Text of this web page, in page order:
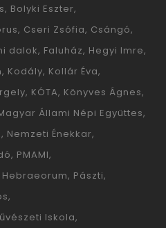
Bolyki Eszter
Cseri Zsófia Csángó
dalok Faluház Hegyi Imre
Kodály Kollár Éva
KÓTA Könyves Ágnes
Állami Népi Együttes
Nemzeti Énekkar
PMAMI
Hebraeorum Pászti
Iskola